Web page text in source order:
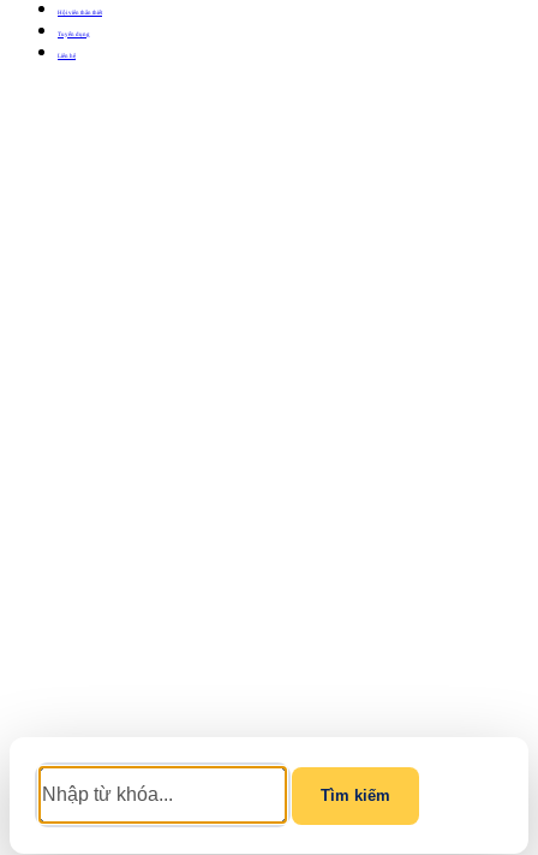
Hội viên thân thiết
Tuyển dụng
Liên hệ
Tìm kiếm